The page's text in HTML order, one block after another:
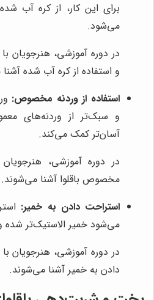
برای این کار، از کره آب
می‌شود.
در دوره آموزشی، هنرجویان
و استفاده از کره آب شده
استفاده از وردنه مخصوص:
و سبک‌تر از وردنه‌های
آسان‌تر کمک می‌کند.
در دوره آموزشی،
مخصوص باقلوا آشنا می‌شوند.
استراحت دادن به خمیر:
می‌شود خمیر الاستیک‌تر
در دوره آموزشی، هنرجویان
دادن به خمیر آشنا می‌شوند.